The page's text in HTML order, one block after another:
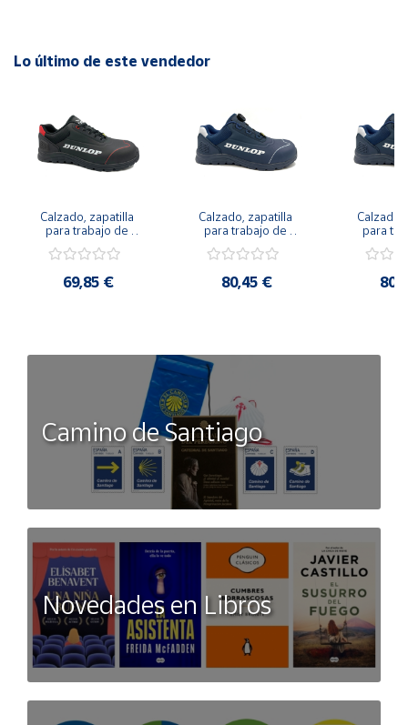
Lo último de este vendedor
Calzado, zapatilla
para trabajo de
MATT BLACK, S3 SRL
69,85 €
Calzado, zapatilla
para trabajo de
MATT GREY, S3 SRL
80,45 €
Calzado,
para
MATT
Camino de Santiago
Novedades en Libros